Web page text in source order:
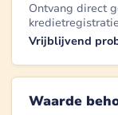
Ontvang direct
Vrijblijvend
Waarde